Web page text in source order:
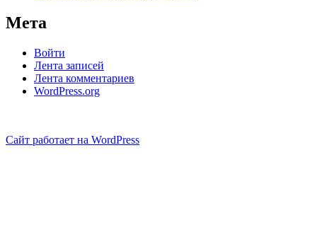
Мета
Войти
Лента записей
Лента комментариев
WordPress.org
Сайт работает на WordPress